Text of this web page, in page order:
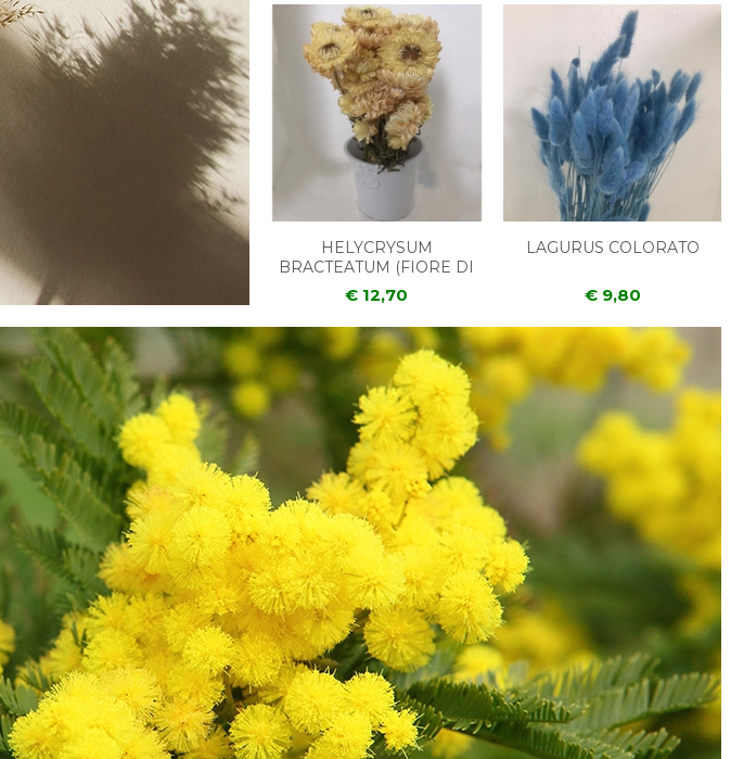
HELYCRYSUM
BRACTEATUM (FIORE DI
PAGLIA)
€ 12,70
LAGURUS COLORATO
€ 9,80